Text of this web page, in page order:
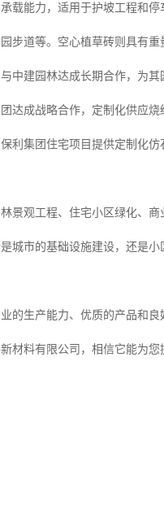
载能力，适用于护坡工程和
步道等。空心植草砖则具有
中建园林达成长期合作，为
达成战略合作，定制化供应
利集团住宅项目提供定制化
景观工程、住宅小区绿化、
城市的基础设施建设，还是
的生产能力、优质的产品和
材料有限公司，相信它能为您